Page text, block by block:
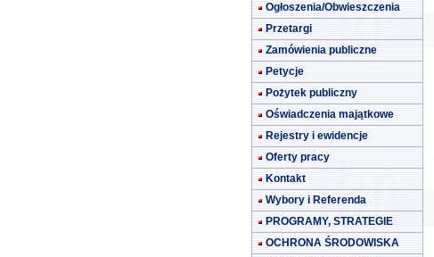
Ogłoszenia/Obwieszczenia
Przetargi
Zamówienia publiczne
Petycje
Pożytek publiczny
Oświadczenia majątkowe
Rejestry i ewidencje
Oferty pracy
Kontakt
Wybory i Referenda
PROGRAMY, STRATEGIE
OCHRONA ŚRODOWISKA